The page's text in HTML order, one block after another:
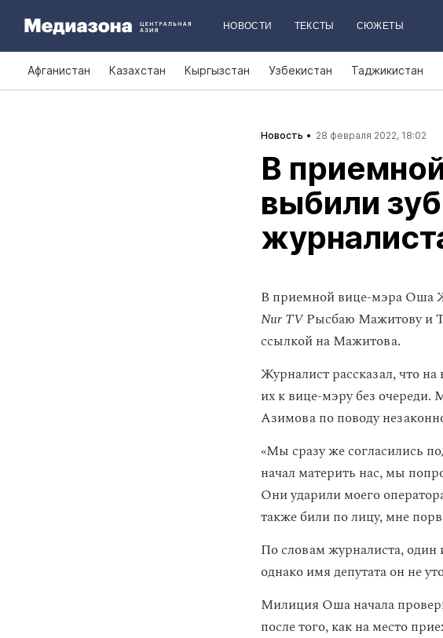
НОВОСТИ ТЕКСТЫ СЮЖЕТЫ
Афганистан Казахстан Кыргызстан Узбекистан Таджикистан
Новость 28 февраля 2022, 18:02
В
выбили
В приемной вице‑мэра Оша
Nur TVРысбаю Мажитову и
ссылкой на Мажитова.
Журналист рассказал, что
их к вице-мэру без очереди.
Азимова по поводу
«Мы сразу же согласились
начал материть нас, мы
Они ударили моего
также били по лицу, мне
По словам журналиста,
однако имя депутата он не
Милиция Оша начала
после того, как на место